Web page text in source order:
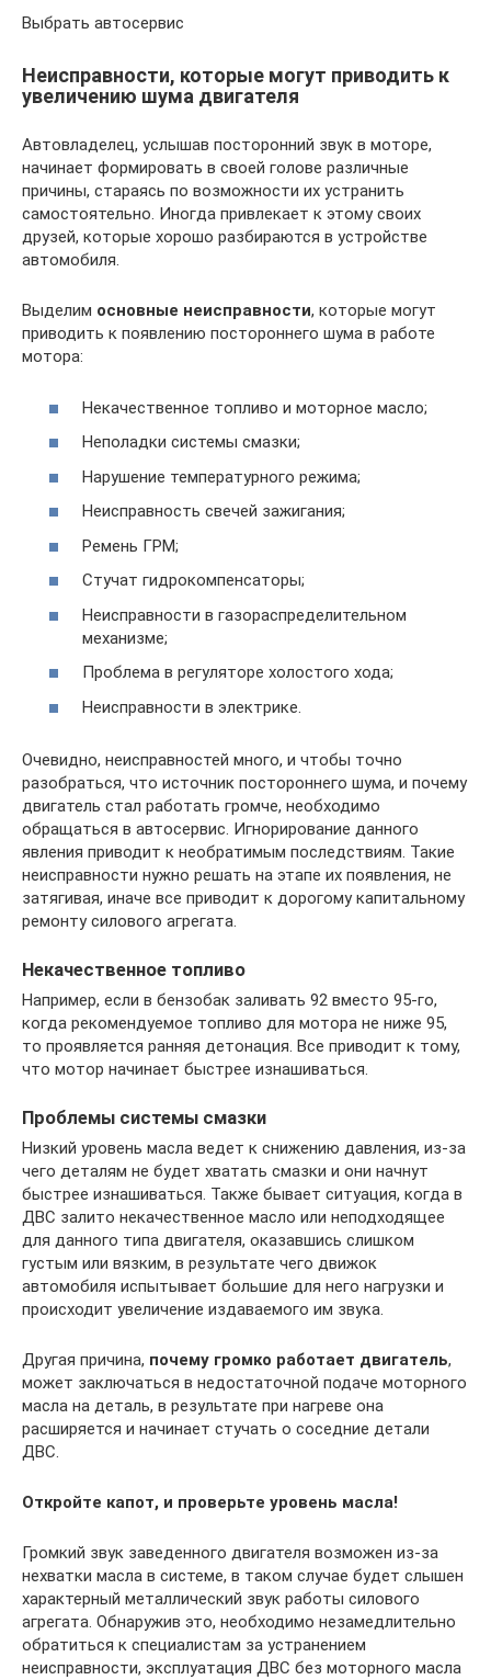
Выбрать автосервис
Неисправности, которые могут приводить к
увеличению шума двигателя
Автовладелец, услышав посторонний звук в моторе,
начинает формировать в своей голове различные
причины, стараясь по возможности их устранить
самостоятельно. Иногда привлекает к этому своих
друзей, которые хорошо разбираются в устройстве
автомобиля.
Выделим основные неисправности, которые могут
приводить к появлению постороннего шума в работе
мотора:
Некачественное топливо и моторное масло;
Неполадки системы смазки;
Нарушение температурного режима;
Неисправность свечей зажигания;
Ремень ГРМ;
Стучат гидрокомпенсаторы;
Неисправности в газораспределительном
механизме;
Проблема в регуляторе холостого хода;
Неисправности в электрике.
Очевидно, неисправностей много, и чтобы точно
разобраться, что источник постороннего шума, и почему
двигатель стал работать громче, необходимо
обращаться в автосервис. Игнорирование данного
явления приводит к необратимым последствиям. Такие
неисправности нужно решать на этапе их появления, не
затягивая, иначе все приводит к дорогому капитальному
ремонту силового агрегата.
Некачественное топливо
Например, если в бензобак заливать 92 вместо 95-го,
когда рекомендуемое топливо для мотора не ниже 95,
то проявляется ранняя детонация. Все приводит к тому,
что мотор начинает быстрее изнашиваться.
Проблемы системы смазки
Низкий уровень масла ведет к снижению давления, из-за
чего деталям не будет хватать смазки и они начнут
быстрее изнашиваться. Также бывает ситуация, когда в
ДВС залито некачественное масло или неподходящее
для данного типа двигателя, оказавшись слишком
густым или вязким, в результате чего движок
автомобиля испытывает большие для него нагрузки и
происходит увеличение издаваемого им звука.
Другая причина, почему громко работает двигатель,
может заключаться в недостаточной подаче моторного
масла на деталь, в результате при нагреве она
расширяется и начинает стучать о соседние детали
ДВС.
Откройте капот, и проверьте уровень масла!
Громкий звук заведенного двигателя возможен из-за
нехватки масла в системе, в таком случае будет слышен
характерный металлический звук работы силового
агрегата. Обнаружив это, необходимо незамедлительно
обратиться к специалистам за устранением
неисправности, эксплуатация ДВС без моторного масла